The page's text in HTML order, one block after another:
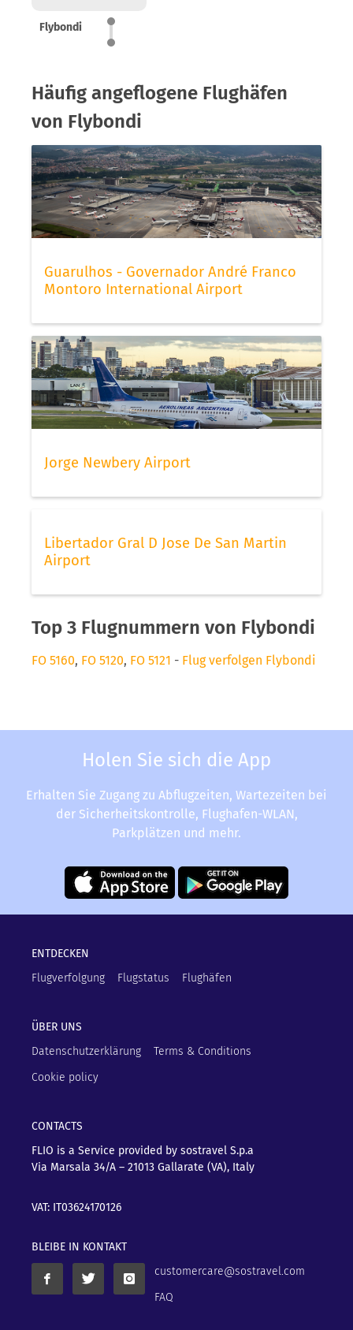
Flybondi
Häufig angeflogene Flughäfen
von Flybondi
Guarulhos - Governador André Franco
Montoro International Airport
Jorge Newbery Airport
Libertador Gral D Jose De San Martin
Airport
Top 3 Flugnummern von Flybondi
FO 5160, FO 5120, FO 5121 - Flug verfolgen Flybondi
Holen Sie sich die App
Erhalten Sie Zugang zu Abflugzeiten, Wartezeiten bei
der Sicherheitskontrolle, Flughafen-WLAN,
Parkplätzen und mehr.
ENTDECKEN
Flugverfolgung
Flugstatus Flughäfen
ÜBER UNS
Datenschutzerklärung
Terms & Conditions
Cookie policy
CONTACTS
FLIO is a Service provided by sostravel S.p.a
Via Marsala 34/A – 21013 Gallarate (VA), Italy
VAT: IT03624170126
BLEIBE IN KONTAKT
customercare@sostravel.com
FAQ